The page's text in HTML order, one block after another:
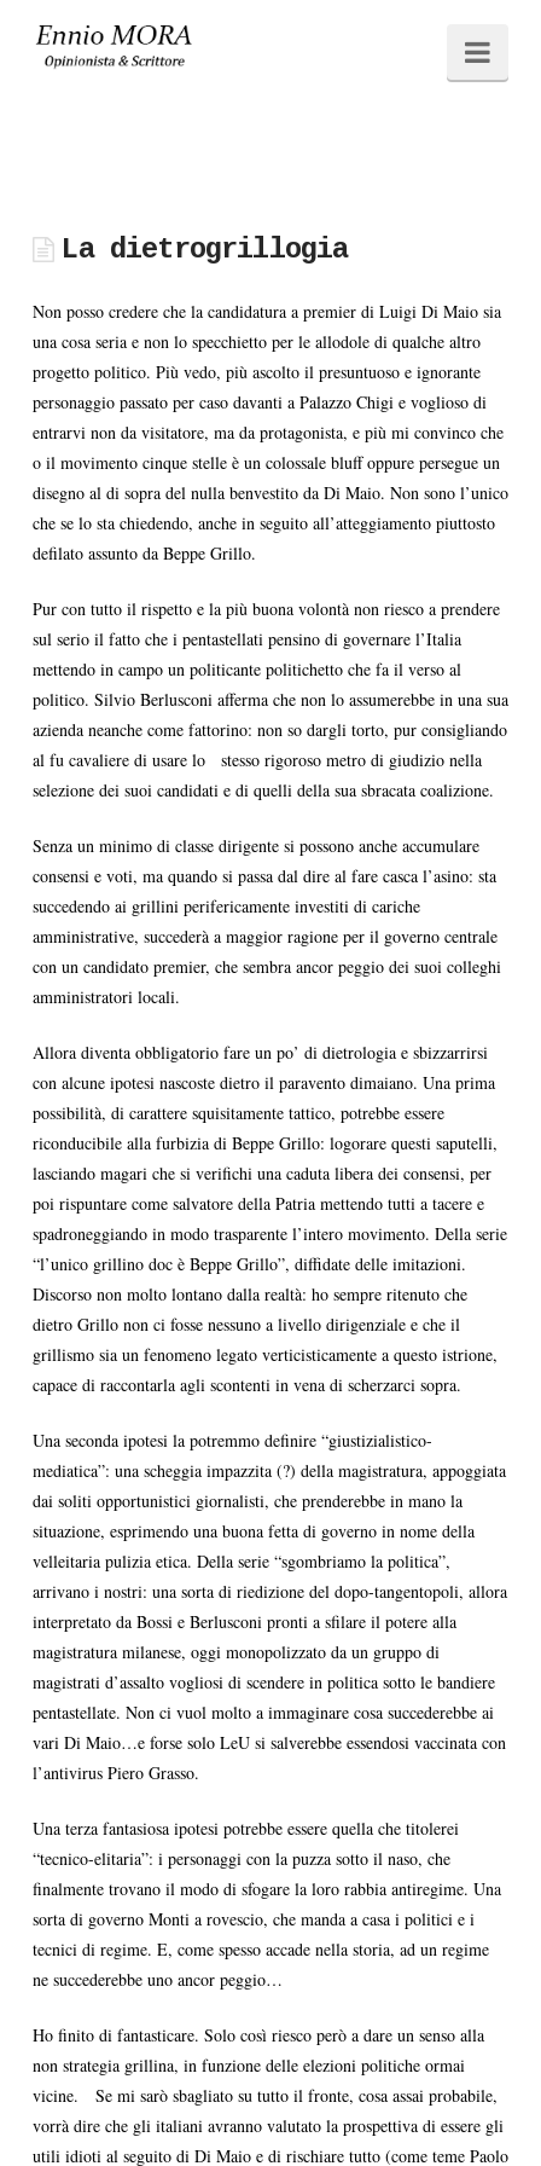
Ennio
La dietrogrillogia
Non posso credere che la candidatura a premier di Luigi Di Maio sia
una cosa seria e non lo specchietto per le allodole di qualche altro
progetto politico. Più vedo, più ascolto il presuntuoso e ignorante
personaggio passato per caso davanti a Palazzo Chigi e voglioso di
entrarvi non da visitatore, ma da protagonista, e più mi convinco che
o il movimento cinque stelle è un colossale bluff oppure persegue un
disegno al di sopra del nulla benvestito da Di Maio. Non sono l’unico
che se lo sta chiedendo, anche in seguito all’atteggiamento piuttosto
defilato assunto da Beppe Grillo.
Pur con tutto il rispetto e la più buona volontà non riesco a prendere
sul serio il fatto che i pentastellati pensino di governare l’Italia
mettendo in campo un politicante politichetto che fa il verso al
politico. Silvio Berlusconi afferma che non lo assumerebbe in una sua
azienda neanche come fattorino: non so dargli torto, pur consigliando
al fu cavaliere di usare lo stesso rigoroso metro di giudizio nella
selezione dei suoi candidati e di quelli della sua sbracata coalizione.
Senza un minimo di classe dirigente si possono anche accumulare
consensi e voti, ma quando si passa dal dire al fare casca l’asino: sta
succedendo ai grillini perifericamente investiti di cariche
amministrative, succederà a maggior ragione per il governo centrale
con un candidato premier, che sembra ancor peggio dei suoi colleghi
amministratori locali.
Allora diventa obbligatorio fare un po’ di dietrologia e sbizzarrirsi
con alcune ipotesi nascoste dietro il paravento dimaiano. Una prima
possibilità, di carattere squisitamente tattico, potrebbe essere
riconducibile alla furbizia di Beppe Grillo: logorare questi saputelli,
lasciando magari che si verifichi una caduta libera dei consensi, per
poi rispuntare come salvatore della Patria mettendo tutti a tacere e
spadroneggiando in modo trasparente l’intero movimento. Della serie
“l’unico grillino doc è Beppe Grillo”, diffidate delle imitazioni.
Discorso non molto lontano dalla realtà: ho sempre ritenuto che
dietro Grillo non ci fosse nessuno a livello dirigenziale e che il
grillismo sia un fenomeno legato verticisticamente a questo istrione,
capace di raccontarla agli scontenti in vena di scherzarci sopra.
Una seconda ipotesi la potremmo definire “giustizialistico-
mediatica”: una scheggia impazzita (?) della magistratura, appoggiata
dai soliti opportunistici giornalisti, che prenderebbe in mano la
situazione, esprimendo una buona fetta di governo in nome della
velleitaria pulizia etica. Della serie “sgombriamo la politica”,
arrivano i nostri: una sorta di riedizione del dopo-tangentopoli, allora
interpretato da Bossi e Berlusconi pronti a sfilare il potere alla
magistratura milanese, oggi monopolizzato da un gruppo di
magistrati d’assalto vogliosi di scendere in politica sotto le bandiere
pentastellate. Non ci vuol molto a immaginare cosa succederebbe ai
vari Di Maio…e forse solo LeU si salverebbe essendosi vaccinata con
l’antivirus Piero Grasso.
Una terza fantasiosa ipotesi potrebbe essere quella che titolerei
“tecnico-elitaria”: i personaggi con la puzza sotto il naso, che
finalmente trovano il modo di sfogare la loro rabbia antiregime. Una
sorta di governo Monti a rovescio, che manda a casa i politici e i
tecnici di regime. E, come spesso accade nella storia, ad un regime
ne succederebbe uno ancor peggio…
Ho finito di fantasticare. Solo così riesco però a dare un senso alla
non strategia grillina, in funzione delle elezioni politiche ormai
vicine. Se mi sarò sbagliato su tutto il fronte, cosa assai probabile,
vorrà dire che gli italiani avranno valutato la prospettiva di essere gli
utili idioti al seguito di Di Maio e di rischiare tutto (come teme Paolo